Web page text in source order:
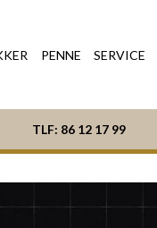
PENNE SERVICE
TLF: 86 12 17 99